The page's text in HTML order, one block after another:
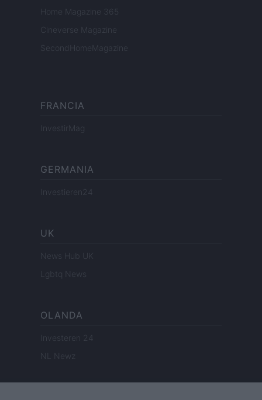
Home Magazine 365
Cineverse Magazine
SecondHomeMagazine
FRANCIA
InvestirMag
GERMANIA
Investieren24
UK
News Hub UK
Lgbtq News
OLANDA
Investeren 24
NL Newz